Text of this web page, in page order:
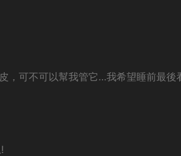
，可不可以幫我管它…我希望睡前最後